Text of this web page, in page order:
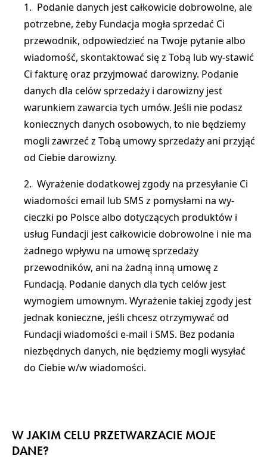
Podanie danych jest całkowicie dobrowolne, ale
potrzebne, żeby Fundacja mogła sprzedać Ci
przewodnik, odpowiedzieć na Twoje pytanie albo
wiadomość, skontaktować się z Tobą lub wy-stawić
Ci fakturę oraz przyjmować darowizny. Podanie
danych dla celów sprzedaży i darowizny jest
warunkiem zawarcia tych umów. Jeśli nie podasz
koniecznych danych osobowych, to nie będziemy
mogli zawrzeć z Tobą umowy sprzedaży ani przyjąć
od Ciebie darowizny.
Wyrażenie dodatkowej zgody na przesyłanie Ci
wiadomości email lub SMS z pomysłami na wy-
cieczki po Polsce albo dotyczących produktów i
usług Fundacji jest całkowicie dobrowolne i nie ma
żadnego wpływu na umowę sprzedaży
przewodników, ani na żadną inną umowę z
Fundacją. Podanie danych dla tych celów jest
wymogiem umownym. Wyrażenie takiej zgody jest
jednak konieczne, jeśli chcesz otrzymywać od
Fundacji wiadomości e-mail i SMS. Bez podania
niezbędnych danych, nie będziemy mogli wysyłać
do Ciebie w/w wiadomości.
W JAKIM CELU PRZETWARZACIE MOJE
DANE?